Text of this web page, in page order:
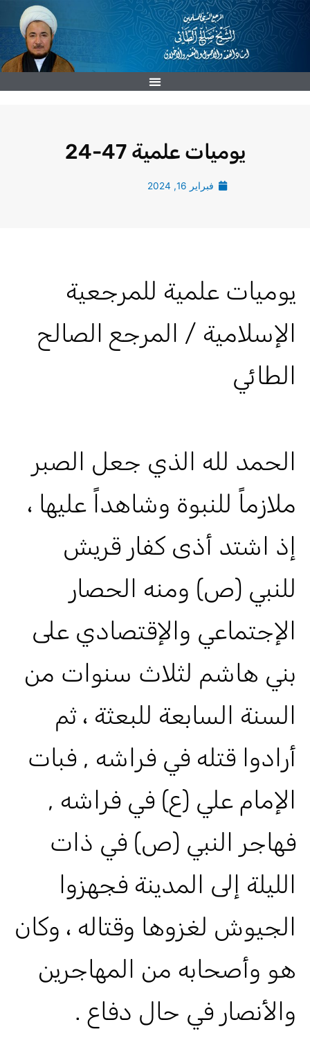
تخطي
يوميات علمية 47-24
فبراير 16, 2024
يوميات علمية للمرجعية
الإسلامية / المرجع الصالح
الطائي
الحمد لله الذي جعل الصبر
ملازماً للنبوة وشاهداً عليها ،
إذ اشتد أذى كفار قريش
للنبي (ص) ومنه الحصار
الإجتماعي والإقتصادي على
بني هاشم لثلاث سنوات من
السنة السابعة للبعثة ، ثم
أرادوا قتله في فراشه , فبات
الإمام علي (ع) في فراشه ,
فهاجر النبي (ص) في ذات
الليلة إلى المدينة فجهزوا
الجيوش لغزوها وقتاله ، وكان
هو وأصحابه من المهاجرين
والأنصار في حال دفاع .